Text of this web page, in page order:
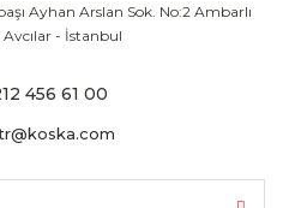
Ayhan Arslan Sok. No:2 Ambarlı
Avcılar - İstanbul
456 61 00